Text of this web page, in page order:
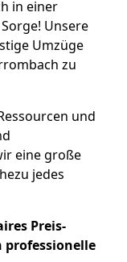
in einer
Unsere
Umzüge
zu
und
eine große
jedes
Preis-
professionelle